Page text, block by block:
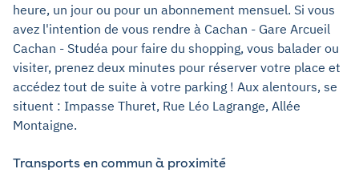
heure, un jour ou pour un abonnement mensuel. Si vous
avez l'intention de vous rendre à Cachan - Gare Arcueil
Cachan - Studéa pour faire du shopping, vous balader ou
visiter, prenez deux minutes pour réserver votre place et
accédez tout de suite à votre parking ! Aux alentours, se
situent : Impasse Thuret, Rue Léo Lagrange, Allée
Montaigne.
Transports en commun à proximité